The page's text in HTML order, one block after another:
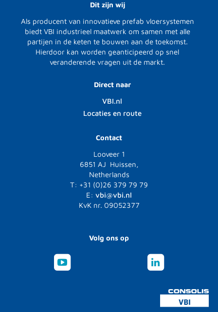
Dit zijn wij
Als producent van innovatieve prefab vloersystemen
biedt VBI industrieel maatwerk om samen met alle
partijen in de keten te bouwen aan de toekomst.
Hierdoor kan worden geanticipeerd op snel
veranderende vragen uit de markt.
Direct naar
VBI.nl
Locaties en route
Contact
Looveer 1
6851 AJ Huissen,
Netherlands
T: +31 (0)26 379 79 79
E: vbi@vbi.nl
KvK nr. 09052377
Volg ons op